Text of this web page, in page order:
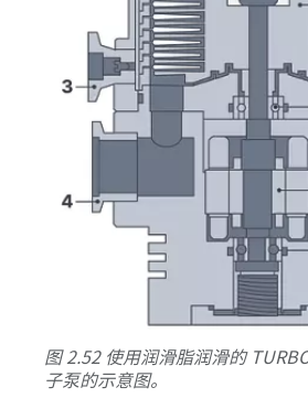
图 2.52 使用润滑脂润滑的
子泵的示意图。